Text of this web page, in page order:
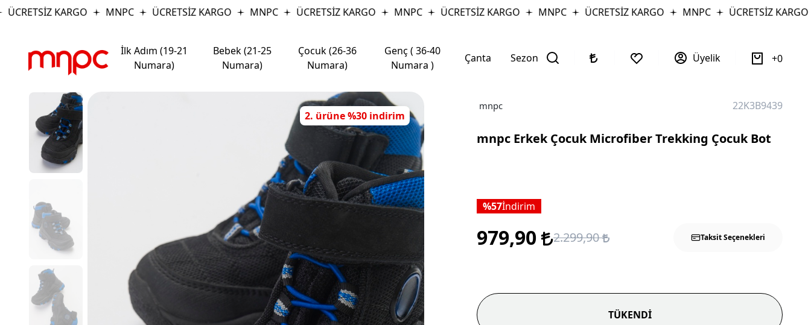
KARGO MNPC ÜCRETSİZ KARGO MNPC ÜCRETSİZ KARGO MNPC ÜCRETSİZ KARGO MNPC ÜCRETSİZ KARGO MNPC ÜCRETSİZ KARGO
İlk Adım (19-21
Numara)
Bebek (21-25
Numara)
Çocuk (26-36
Numara)
Genç ( 36-40
Numara )
Çanta Sezon Üyelik 0
2. ürüne %30 indirim
mnpc 22K3B9439
mnpc Erkek Çocuk Microfiber Trekking Çocuk Bot
57İndirim
979,90 2.299,90 Taksit Seçenekleri
TÜKENDİ